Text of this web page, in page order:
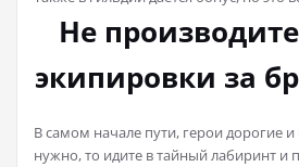
Не
экипировки за
В самом начале пути, герои дорогие
нужно, то идите в тайный лабиринт и